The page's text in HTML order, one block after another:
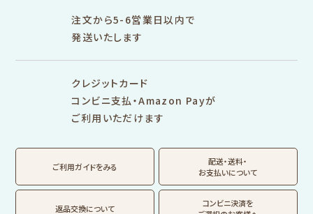
雑貨類
フルカワはんこの商品を見る スタンプパッドの商品を見る
その他
サンリオキャラクタ
ーズ
おやつパーティ
トビマツショウイチ
ロウ
トコロコムギ
アルプスの少女ハイ
ジ
Lipton BEAR'S
カルビーレトロ
サンリオキャラクタ
ーズ
翠 sui の商品を見る 結々 yuiyui の商品を見る
注文から5-6営業日以内で
発送いたします
クレジットカード
コンビニ支払・Amazon Payが
ご利用いただけます
ご利用ガイドをみる
配送・送料・
お支払いについて
返品交換について
コンビニ決済を